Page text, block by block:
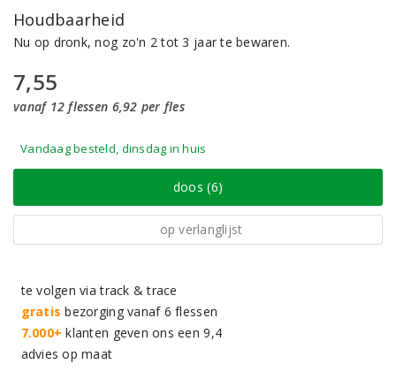
Houdbaarheid
Nu op dronk, nog zo'n 2 tot 3 jaar te bewaren.
7,55
vanaf 12 flessen 6,92 per fles
Vandaag besteld, dinsdag in huis
doos (6)
op verlanglijst
te volgen via track & trace
gratis bezorging vanaf 6 flessen
7.000+ klanten geven ons een 9,4
advies op maat